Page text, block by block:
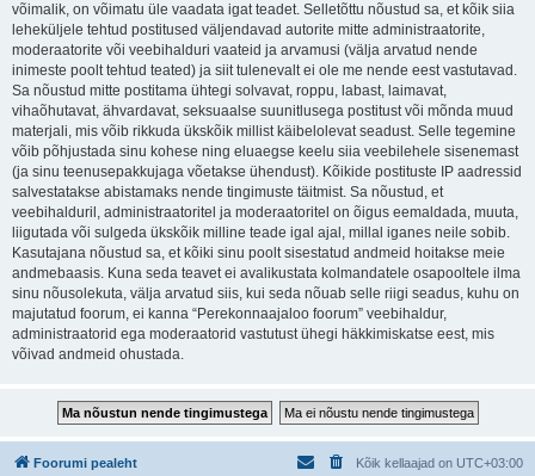
võimalik, on võimatu üle vaadata igat teadet. Selletõttu nõustud sa, et kõik siia
leheküljele tehtud postitused väljendavad autorite mitte administraatorite,
moderaatorite või veebihalduri vaateid ja arvamusi (välja arvatud nende
inimeste poolt tehtud teated) ja siit tulenevalt ei ole me nende eest vastutavad.
Sa nõustud mitte postitama ühtegi solvavat, roppu, labast, laimavat,
vihaõhutavat, ähvardavat, seksuaalse suunitlusega postitust või mõnda muud
materjali, mis võib rikkuda ükskõik millist käibelolevat seadust. Selle tegemine
võib põhjustada sinu kohese ning eluaegse keelu siia veebilehele sisenemast
(ja sinu teenusepakkujaga võetakse ühendust). Kõikide postituste IP aadressid
salvestatakse abistamaks nende tingimuste täitmist. Sa nõustud, et
veebihalduril, administraatoritel ja moderaatoritel on õigus eemaldada, muuta,
liigutada või sulgeda ükskõik milline teade igal ajal, millal iganes neile sobib.
Kasutajana nõustud sa, et kõiki sinu poolt sisestatud andmeid hoitakse meie
andmebaasis. Kuna seda teavet ei avalikustata kolmandatele osapooltele ilma
sinu nõusolekuta, välja arvatud siis, kui seda nõuab selle riigi seadus, kuhu on
majutatud foorum, ei kanna “Perekonnaajaloo foorum” veebihaldur,
administraatorid ega moderaatorid vastutust ühegi häkkimiskatse eest, mis
võivad andmeid ohustada.
Foorumi pealeht Kõik kellaajad on UTC+03:00